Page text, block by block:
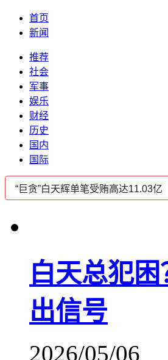
首页
新闻
推荐
社会
军事
娱乐
财经
历史
国内
国际
白天总犯
出信号
2026/05/06